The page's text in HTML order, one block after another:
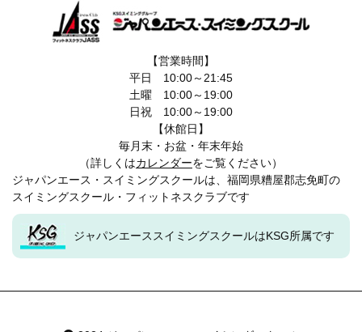
【営業時間】
平日 10:00～21:45
土曜 10:00～19:00
日祝 10:00～19:00
【休館日】
毎月末・お盆・年末年始
（詳しくはカレンダーをご覧ください）
ジャパンエース・スイミングスクールは、福岡県糟屋郡志免町の
スイミングスクール・フィットネスクラブです
ジャパンエーススイミングスクールはKSG所属です